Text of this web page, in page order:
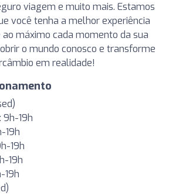
viagem e muito mais. Estamos
você tenha a melhor experiência
máximo cada momento da sua
o mundo conosco e transforme
em realidade!
9h-19h
19h
19h
19h
19h